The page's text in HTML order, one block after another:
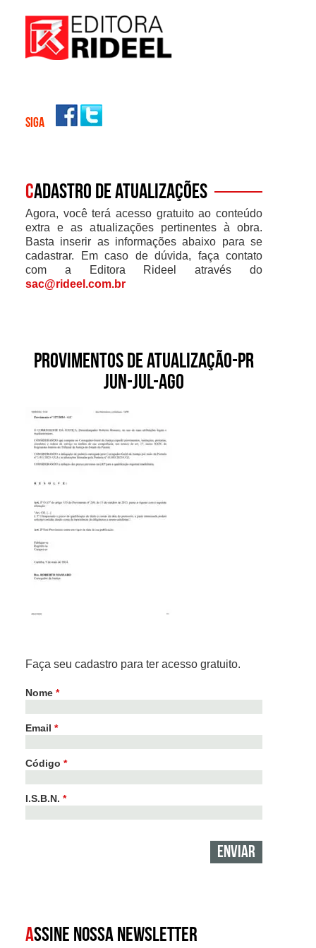
SIGA
Cadastro de atualizações
Agora, você terá acesso gratuito ao conteúdo
extra e as atualizações pertinentes à obra.
Basta inserir as informações abaixo para se
cadastrar. Em caso de dúvida, faça contato
com a Editora Rideel através do
sac@rideel.com.br
Provimentos de atualização-PR
jun-jul-ago
Faça seu cadastro para ter acesso gratuito.
Nome *
Email *
Código *
I.S.B.N. *
ASSINE NOSSA NEWSLETTER